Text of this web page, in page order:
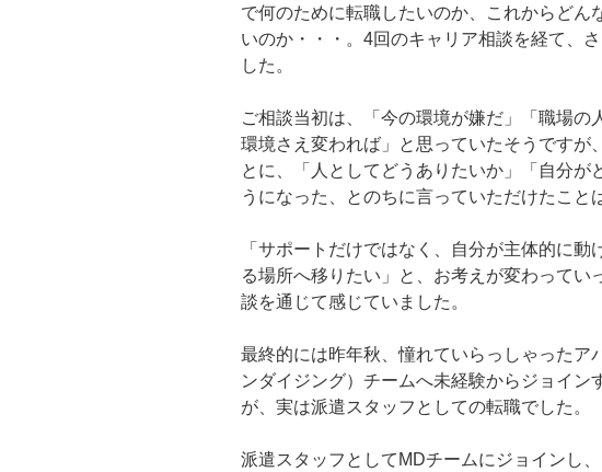
で何のために転職したいのか、これからどん
いのか・・・。4回のキャリア相談を経て、
した。
ご相談当初は、
「今の環境が嫌だ」「職場の
環境さえ変われば」と思っていたそうですが
とに、「人としてどうありたいか」「自分が
うになった、とのちに言っていただけたこと
「サポートだけではなく、自分が主体的に
る場所へ移りたい」と、お考えが変わってい
談を通じて感じていました。
最終的には昨年秋、憧れていらっしゃったア
ンダイジング）チームへ未経験からジョイン
が、実は派遣スタッフとしての転職でした。
派遣スタッフとしてMDチームにジョインし